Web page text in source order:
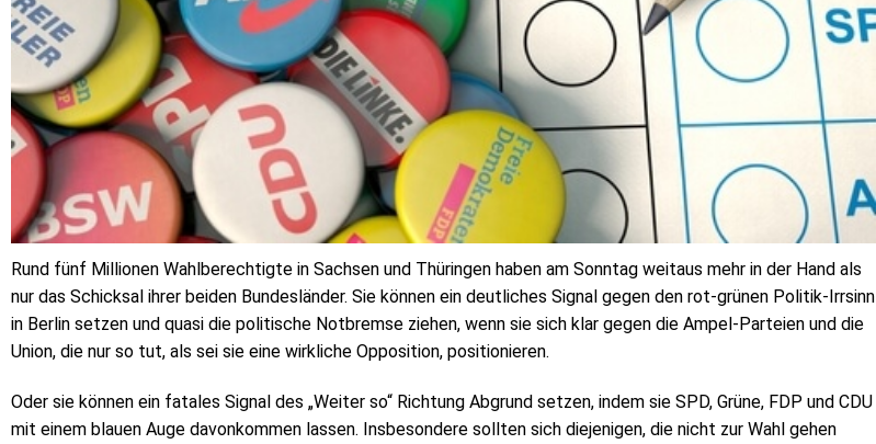
Rund fünf Millionen Wahlberechtigte in Sachsen und Thüringen haben am Sonntag weitaus mehr in der Hand als
nur das Schicksal ihrer beiden Bundesländer. Sie können ein deutliches Signal gegen den rot-grünen Politik-Irrsinn
in Berlin setzen und quasi die politische Notbremse ziehen, wenn sie sich klar gegen die Ampel-Parteien und die
Union, die nur so tut, als sei sie eine wirkliche Opposition, positionieren.
Oder sie können ein fatales Signal des „Weiter so“ Richtung Abgrund setzen, indem sie SPD, Grüne, FDP und CDU
mit einem blauen Auge davonkommen lassen. Insbesondere sollten sich diejenigen, die nicht zur Wahl gehen